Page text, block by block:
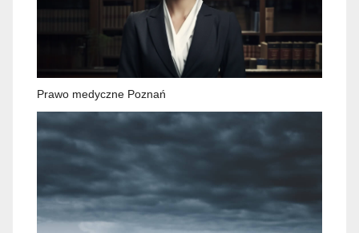
Prawo medyczne Poznań